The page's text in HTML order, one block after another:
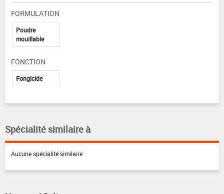
FORMULATION
Poudre
mouillable
FONCTION
Fongicide
Spécialité similaire à
Aucune spécialité similaire